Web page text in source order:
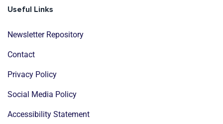
Useful Links
Newsletter Repository
Contact
Privacy Policy
Social Media Policy
Accessibility Statement